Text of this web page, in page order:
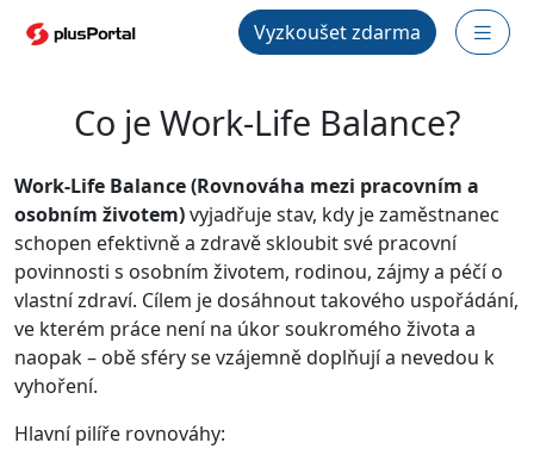
Vyzkoušet zdarma
Co je Work-Life Balance?
Work-Life Balance (Rovnováha mezi pracovním a
osobním životem)vyjadřuje stav, kdy je zaměstnanec
schopen efektivně a zdravě skloubit své pracovní
povinnosti s osobním životem, rodinou, zájmy a péčí o
vlastní zdraví. Cílem je dosáhnout takového uspořádání,
ve kterém práce není na úkor soukromého života a
naopak – obě sféry se vzájemně doplňují a nevedou k
vyhoření.
Hlavní pilíře rovnováhy: